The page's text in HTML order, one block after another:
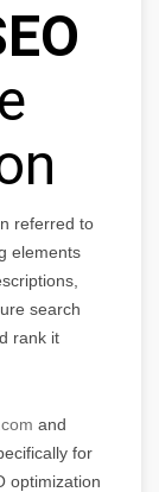
referred to
elements
search
rank it
and
for
optimization